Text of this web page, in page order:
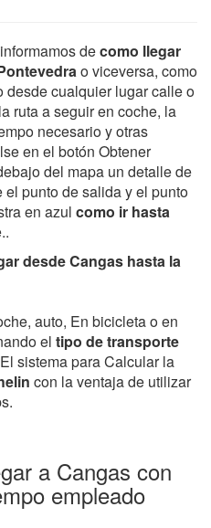
decomo llegar
o viceversa, como
desde cualquier lugar calle o
ruta a seguir en coche, la
necesario y otras
en el botón Obtener
del mapa un detalle de
el punto de salida y el punto
en azul como ir hasta
desde Cangas hasta la
auto, En bicicleta o en
el tipo de transporte
sistema para Calcular la
con la ventaja de utilizar
a Cangas con
empleado